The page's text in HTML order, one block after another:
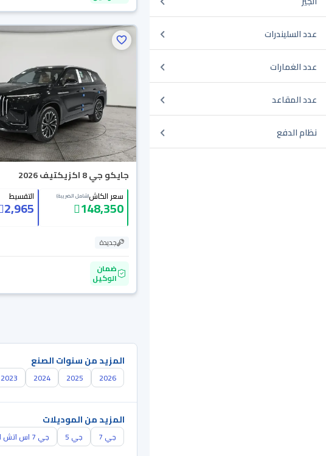
عدد السليندرات
عدد الغمارات
عدد المقاعد
نظام الدفع
جايكو جي 8 اكزيكتيف 2026
سعر الكاش(شامل الضريبة)
148,350
التقسيط
2,965
جديدة
ضمان
الوكيل
المزيد من سنوات الصنع
2026
2025
2024
2023
المزيد من الموديلات
جي 7 جي 5 جي 7 اس اتش اس